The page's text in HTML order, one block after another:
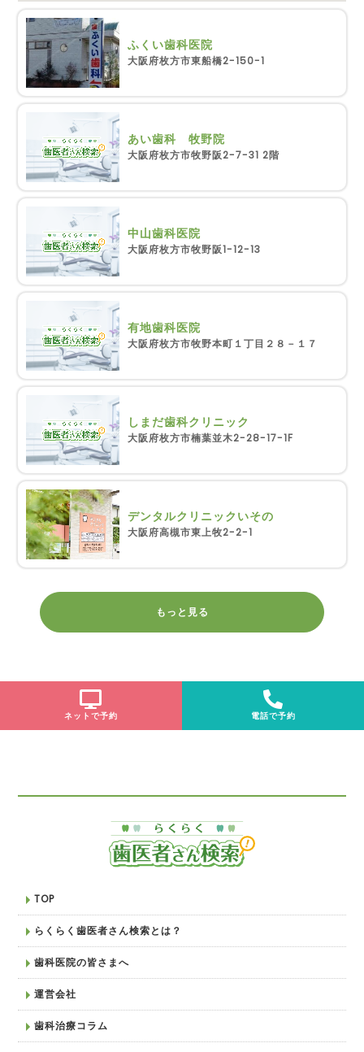
ふくい歯科医院
大阪府枚方市東船橋2-150-1
あい歯科 牧野院
大阪府枚方市牧野阪2-7-31 2階
中山歯科医院
大阪府枚方市牧野阪1-12-13
有地歯科医院
大阪府枚方市牧野本町１丁目２８－１７
しまだ歯科クリニック
大阪府枚方市楠葉並木2-28-17-1F
デンタルクリニックいその
大阪府高槻市東上牧2-2-1
もっと見る
ネットで予約 電話で予約
TOP
らくらく歯医者さん検索とは？
歯科医院の皆さまへ
運営会社
歯科治療コラム